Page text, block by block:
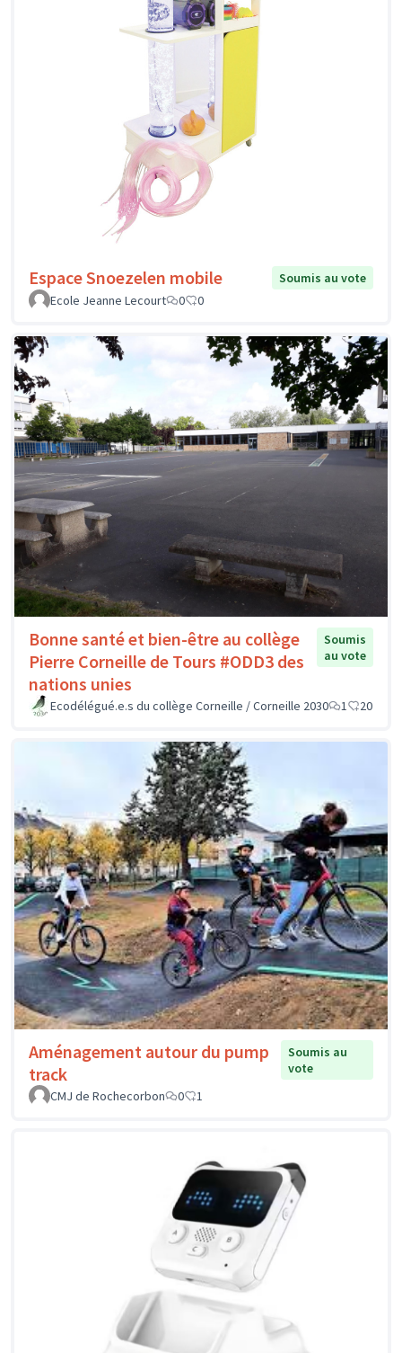
Espace Snoezelen mobile
Soumis au vote
Ecole Jeanne Lecourt
0 0
Bonne santé et bien-être au collège
Pierre Corneille de Tours #ODD3 des
nations unies
Soumis
au vote
Ecodélégué.e.s du collège Corneille / Corneille 2030 1 20
Aménagement autour du pump
track
Soumis au
vote
CMJ de Rochecorbon
0 1